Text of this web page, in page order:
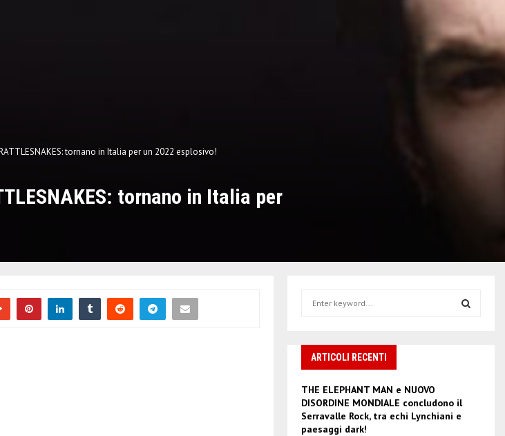
tornano in Italia per un 2022 esplosivo!
tornano in Italia per
h
f
o
r
:
ARTICOLI RECENTI
THE ELEPHANT MAN e NUOVO
DISORDINE MONDIALE concludono il
Serravalle Rock, tra echi Lynchiani e
paesaggi dark!